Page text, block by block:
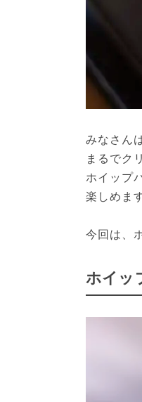
みなさん
まるでク
ホイップ
楽しめま
今回は、
ホイッ